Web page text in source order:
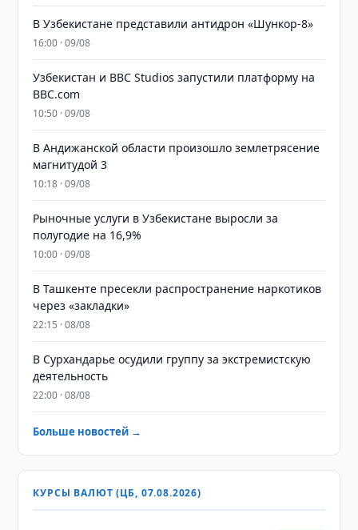
В Узбекистане представили антидрон «Шункор-8»
16:00 · 09/08
Узбекистан и BBC Studios запустили платформу на
BBC.com
10:50 · 09/08
В Андижанской области произошло землетрясение
магнитудой 3
10:18 · 09/08
Рыночные услуги в Узбекистане выросли за
полугодие на 16,9%
10:00 · 09/08
В Ташкенте пресекли распространение наркотиков
через «закладки»
22:15 · 08/08
В Сурхандарье осудили группу за экстремистскую
деятельность
22:00 · 08/08
Больше новостей →
КУРСЫ ВАЛЮТ (ЦБ, 07.08.2026)